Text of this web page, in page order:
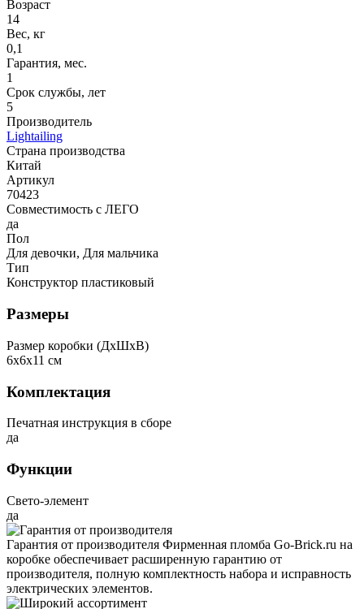
Возраст
14
Вес, кг
0,1
Гарантия, мес.
1
Срок службы, лет
5
Производитель
Lightailing
Страна производства
Китай
Артикул
70423
Совместимость с ЛЕГО
да
Пол
Для девочки, Для мальчика
Тип
Конструктор пластиковый
Размеры
Размер коробки (ДxШxВ)
6x6x11 см
Комплектация
Печатная инструкция в сборе
да
Функции
Свето-элемент
да
Гарантия от производителя Фирменная пломба Go-Brick.ru на
коробке обеспечивает расширенную гарантию от
производителя, полную комплектность набора и исправность
электрических элементов.